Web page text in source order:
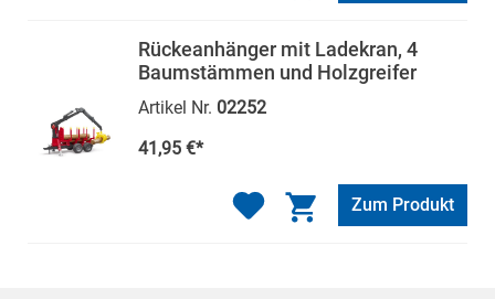
Rückeanhänger mit Ladekran, 4
Baumstämmen und Holzgreifer
Artikel Nr. 02252
41,95 €*
Zum Produkt